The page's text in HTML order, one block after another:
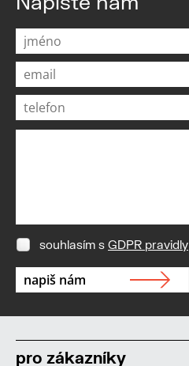
souhlasím s GDPR pravidly
pro zákazníky